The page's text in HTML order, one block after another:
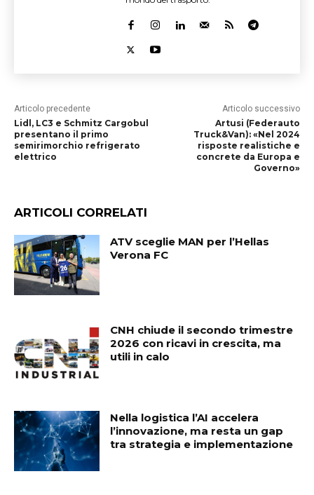
Articolo precedente
Lidl, LC3 e Schmitz Cargobul
presentano il primo
semirimorchio refrigerato
elettrico
Articolo successivo
Artusi (Federauto
Truck&Van): «Nel 2024
risposte realistiche e
concrete da Europa e
Governo»
ARTICOLI CORRELATI
ATV sceglie MAN per l’Hellas
Verona FC
CNH chiude il secondo trimestre
2026 con ricavi in crescita, ma
utili in calo
Nella logistica l’AI accelera
l’innovazione, ma resta un gap
tra strategia e implementazione